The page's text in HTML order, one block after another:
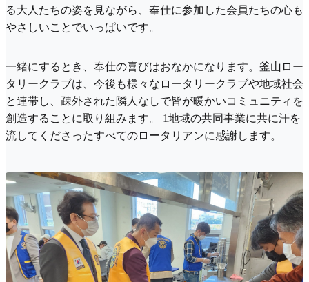
る大人たちの姿を見ながら、奉仕に参加した会員たちの心も
やさしいことでいっぱいです。
一緒にするとき、奉仕の喜びはおなかになります。釜山ロー
タリークラブは、今後も様々なロータリークラブや地域社会
と連帯し、疎外された隣人なしで皆が暖かいコミュニティを
創造することに取り組みます。 1地域の共同事業に共に汗を
流してくださったすべてのロータリアンに感謝します。